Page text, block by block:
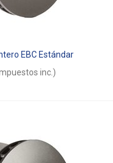
EBC Estándar
inc.)